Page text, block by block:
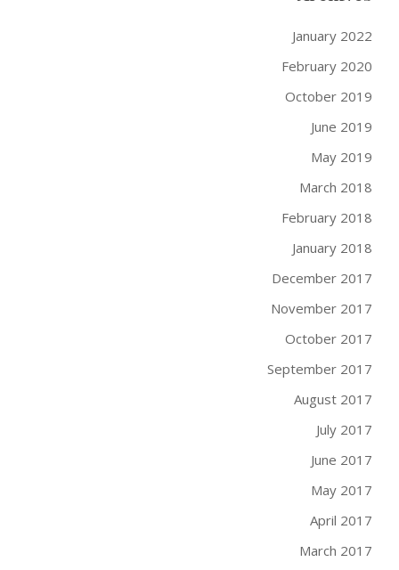
January 2022
February 2020
October 2019
June 2019
May 2019
March 2018
February 2018
January 2018
December 2017
November 2017
October 2017
September 2017
August 2017
July 2017
June 2017
May 2017
April 2017
March 2017